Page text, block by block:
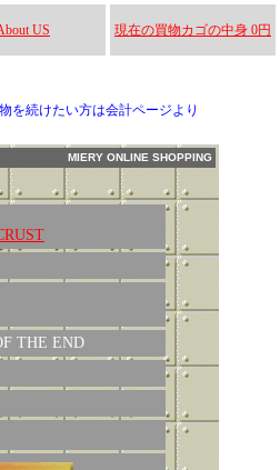
US 現在の買物カゴの中身 0円
を続けたい方は会計ページより
MIERY ONLINE SHOPPING
THE END